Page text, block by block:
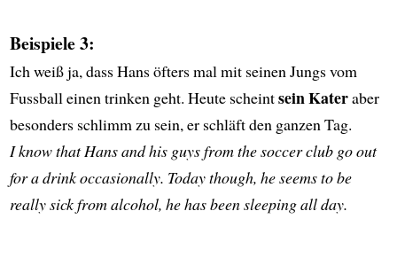
Beispiele 3:
Ich weiß ja, dass Hans öfters mal mit seinen Jungs vom
Fussball einen trinken geht. Heute scheintsein Kateraber
besonders schlimm zu sein, er schläft den ganzen Tag.
I know that Hans and his guys from the soccer club go out
for a drink occasionally. Today though, he seems to be
really sick from alcohol, he has been sleeping all day.